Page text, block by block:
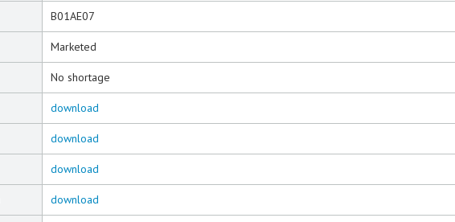
B01AE07
Marketed
No shortage
download
download
download
download